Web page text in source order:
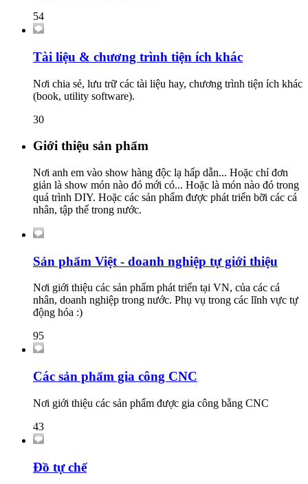
54
Tài liệu & chương trình tiện ích khác
Nơi chia sẻ, lưu trữ các tài liệu hay, chương trình tiện ích khác
(book, utility software).
30
Giới thiệu sản phẩm
Nơi anh em vào show hàng độc lạ hấp dẫn... Hoặc chỉ đơn
giản là show món nào đó mới có... Hoặc là món nào đó trong
quá trình DIY. Hoặc các sản phẩm được phát triển bỡi các cá
nhân, tập thể trong nước.
Sản phẩm Việt - doanh nghiệp tự giới thiệu
Nơi giới thiệu các sản phẩm phát triển tại VN, của các cá
nhân, doanh nghiệp trong nước. Phụ vụ trong các lĩnh vực tự
động hóa :)
95
Các sản phẩm gia công CNC
Nơi giới thiệu các sản phẩm được gia công bằng CNC
43
Đồ tự chế